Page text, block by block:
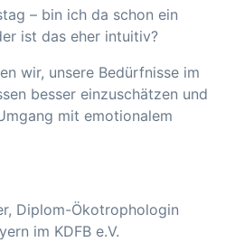
– bin ich da schon ein
ist das eher intuitiv?
wir, unsere Bedürfnisse im
besser einzuschätzen und
mit emotionalem
Diplom-Ökotrophologin
im KDFB e.V.